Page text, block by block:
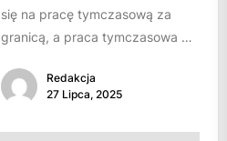
się na pracę tymczasową za
granicą, a praca tymczasowa w
popularna....
Redakcja
27 Lipca, 2025